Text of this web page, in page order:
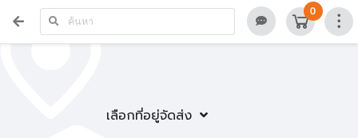
เลือกที่อยู่จัดส่ง
0